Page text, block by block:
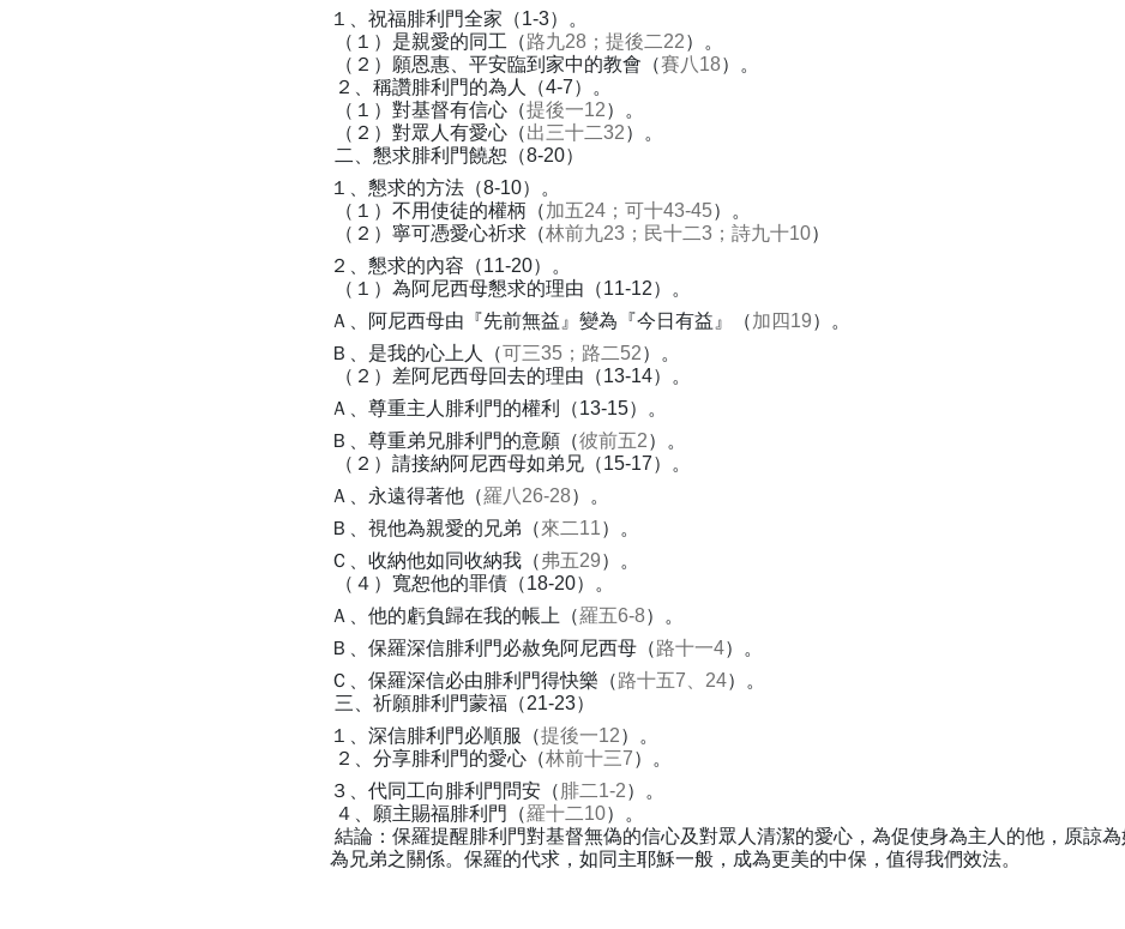
１、祝福腓利門全家（1-3）。
（１）是親愛的同工（路九28；提後二22）。
（２）願恩惠、平安臨到家中的教會（賽八18）。
２、稱讚腓利門的為人（4-7）。
（１）對基督有信心（提後一12）。
（２）對眾人有愛心（出三十二32）。
二、懇求腓利門饒恕（8-20）
１、懇求的方法（8-10）。
（１）不用使徒的權柄（加五24；可十43-45）。
（２）寧可憑愛心祈求（林前九23；民十二3；詩九十10）
２、懇求的內容（11-20）。
（１）為阿尼西母懇求的理由（11-12）。
Ａ、阿尼西母由『先前無益』變為『今日有益』（加四19）。
Ｂ、是我的心上人（可三35；路二52）。
（２）差阿尼西母回去的理由（13-14）。
Ａ、尊重主人腓利門的權利（13-15）。
Ｂ、尊重弟兄腓利門的意願（彼前五2）。
（２）請接納阿尼西母如弟兄（15-17）。
Ａ、永遠得著他（羅八26-28）。
Ｂ、視他為親愛的兄弟（來二11）。
Ｃ、收納他如同收納我（弗五29）。
（４）寬恕他的罪債（18-20）。
Ａ、他的虧負歸在我的帳上（羅五6-8）。
Ｂ、保羅深信腓利門必赦免阿尼西母（路十一4）。
Ｃ、保羅深信必由腓利門得快樂（路十五7、24）。
三、祈願腓利門蒙福（21-23）
１、深信腓利門必順服（提後一12）。
２、分享腓利門的愛心（林前十三7）。
３、代同工向腓利門問安（ 腓二1-2）。
４、願主賜福腓利門（羅十二10）。
結論：保羅提醒腓利門對基督無偽的信心及對眾人清潔的愛心，為促使身為主人的他，原諒
為兄弟之關係。保羅的代求，如同主耶穌一般，成為更美的中保，值得我們效法。